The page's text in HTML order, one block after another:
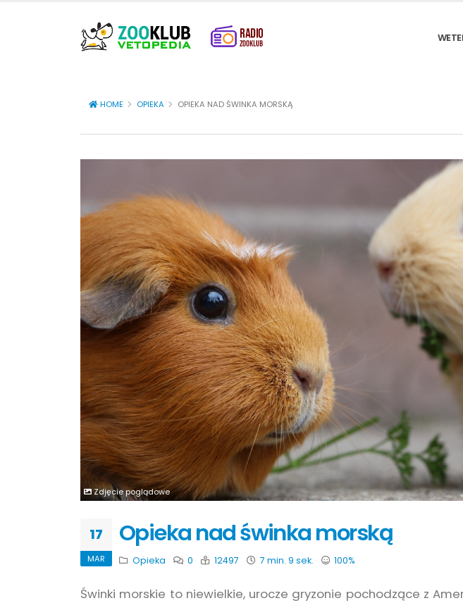
HOME OPIEKA OPIEKA NAD ŚWINKA MORSKĄ
Zdjęcie poglądowe
17
MAR
Opieka nad świnka morską
Opieka 0 12497 7 min. 9 sek. 100%
Świnki morskie to niewielkie, urocze gryzonie pochodzące z